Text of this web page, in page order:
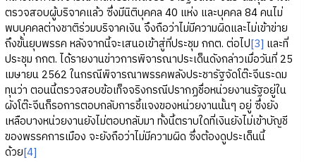
ตรวจสอบผู้บริจาคแล้ว ซึ่งมีนิติบุคคล 40 แห่ง และบุคคล 84 คนไม่
พบบุคคลต่างชาติร่วมบริจาคเงิน จึงถือว่าไม่มีความผิดและไม่เข้าข่าย
ถึงขั้นยุบพรรค หลังจากนี้จะเสนอเข้าสู่ที่ประชุม กกต. ต่อไป[3] และที่
ประชุม กกต. ได้รายงานข่าวการพิจารณาประเด็นดังกล่าวเมื่อวันที่ 25
เมษายน 2562 ในกรณีพิจารณาพรรคพลังประชารัฐจัดโต๊ะจีนระดม
ทุนว่า ตอนนี้ตรวจสอบข้อเท็จจริงกรณีปรากฏชื่อหน่วยงานรัฐอยู่ใน
ผังโต๊ะจีนก็รอการตอบกลับการชี้แจงของหน่วยงานนั้นๆ อยู่ ซึ่งยัง
เหลือบางหน่วยงานยังไม่ตอบกลับมา ทั้งนี้ตราบใดที่เงินยังไม่เข้าบัญชี
ของพรรคการเมือง จะยังถือว่าไม่มีความผิด ซึ่งต้องดูประเด็นนี้
ด้วย[4]